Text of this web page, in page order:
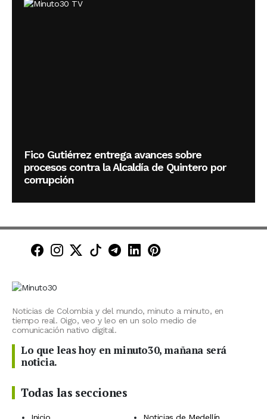
Fico Gutiérrez entrega avances sobre
procesos contra la Alcaldía de Quintero por
corrupción
Minuto30 en Facebook
Minuto30 en Instagram
Minuto30 en X (Twitter)
Minuto30 en TikTok
Canal de Minuto30 en
Minuto30 en LinkedIn
Minuto30 en
Noticias de Colombia y del mundo, minuto a minuto, en
tiempo real. Oigo, veo y leo en un solo medio de
comunicación nativo digital.
Lo que leas hoy en minuto30, mañana será
noticia.
Todas las secciones
Inicio
Noticias de Medellín